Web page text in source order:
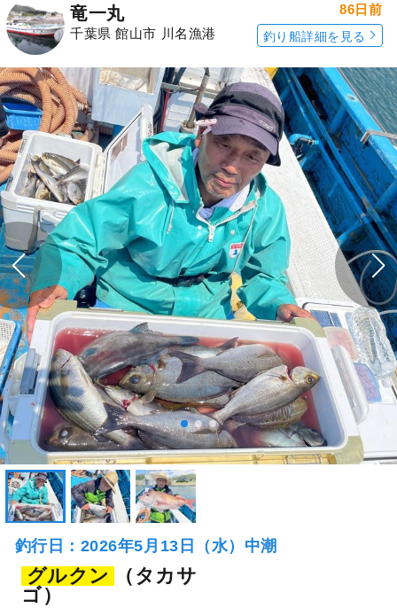
竜一丸
千葉県 館山市 川名漁港
86日前
釣り船詳細を見る
釣行日：2026年5月13日（水）中潮
グルクン
（タカサ
ゴ）